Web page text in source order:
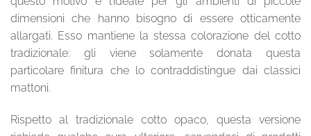
dimensioni che hanno bisogno di essere otticamente
allargati. Esso mantiene la stessa colorazione del cotto
tradizionale: gli viene solamente donata questa
particolare finitura che lo contraddistingue dai classici
mattoni.
Rispetto al tradizionale cotto opaco, questa versione